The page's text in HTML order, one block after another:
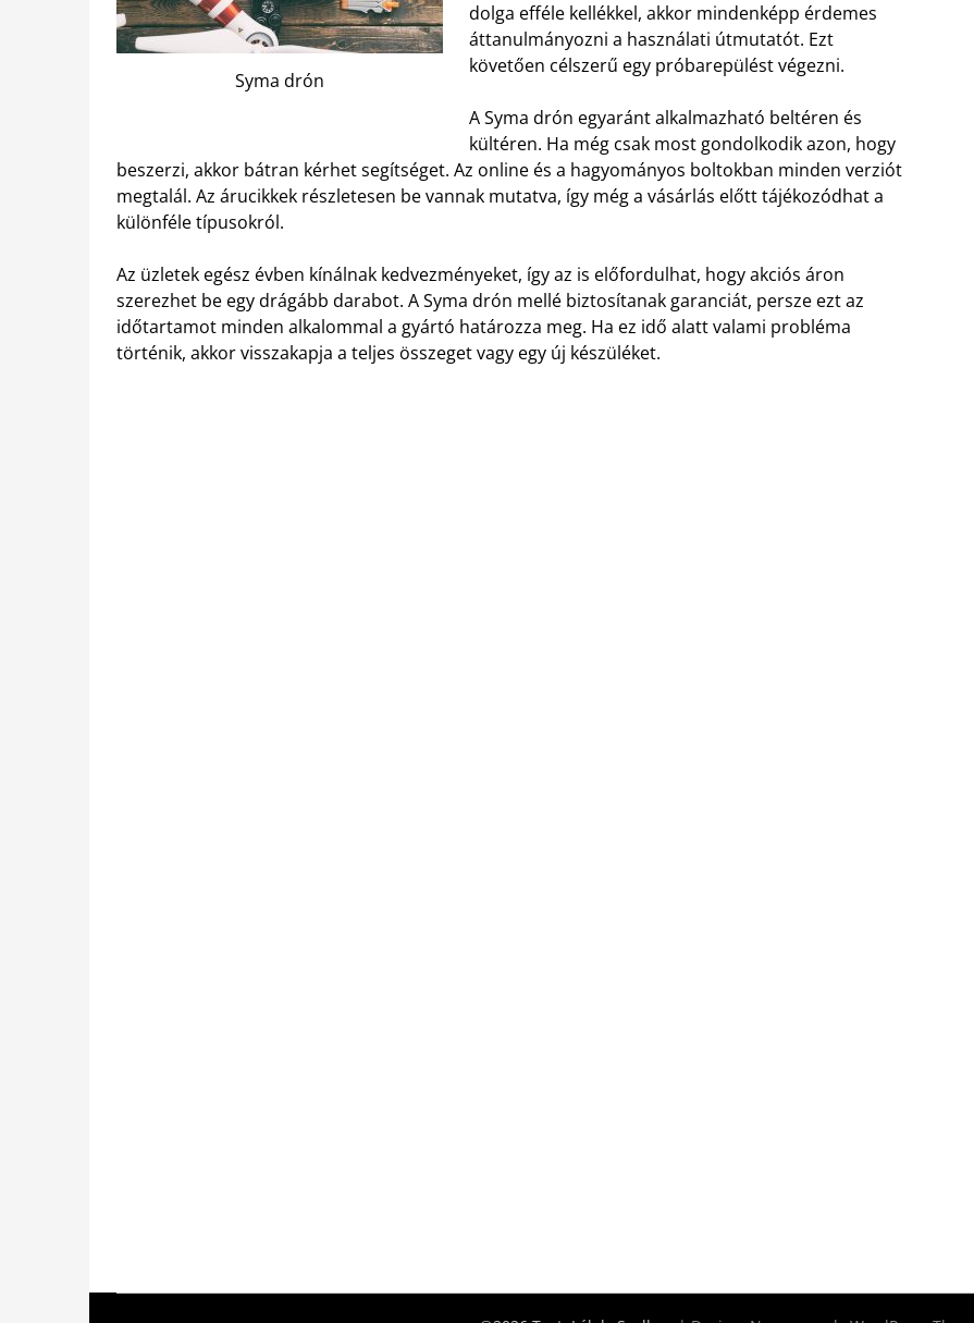
Syma drón
dolga efféle kellékkel, akkor mindenképp érdemes
áttanulmányozni a használati útmutatót. Ezt
követően célszerű egy próbarepülést végezni.
A Syma drón egyaránt alkalmazható beltéren és
kültéren. Ha még csak most gondolkodik azon, hogy
beszerzi, akkor bátran kérhet segítséget. Az online és a hagyományos boltokban minden verziót
megtalál. Az árucikkek részletesen be vannak mutatva, így még a vásárlás előtt tájékozódhat a
különféle típusokról.
Az üzletek egész évben kínálnak kedvezményeket, így az is előfordulhat, hogy akciós áron
szerezhet be egy drágább darabot. A Syma drón mellé biztosítanak garanciát, persze ezt az
időtartamot minden alkalommal a gyártó határozza meg. Ha ez idő alatt valami probléma
történik, akkor visszakapja a teljes összeget vagy egy új készüléket.